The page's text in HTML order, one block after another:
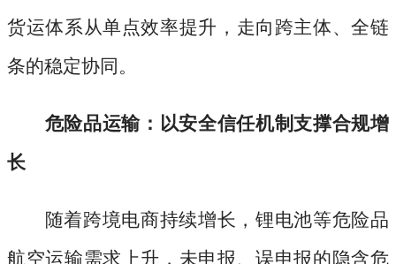
货运体系从单点效率提升，走向跨主体、全链
条的稳定协同。
危险品运输：以安全信任机制支撑合规增
长
随着跨境电商持续增长，锂电池等危险品
航空运输需求上升，未申报、误申报的隐含危